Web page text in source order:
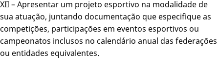
XII – Apresentar um projeto esportivo na modalidade de
sua atuação, juntando documentação que especifique as
competições, participações em eventos esportivos ou
campeonatos inclusos no calendário anual das federações
ou entidades equivalentes.